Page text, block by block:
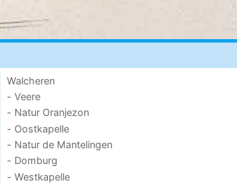
Walcheren
- Veere
- Natur Oranjezon
- Oostkapelle
- Natur de Mantelingen
- Domburg
- Westkapelle